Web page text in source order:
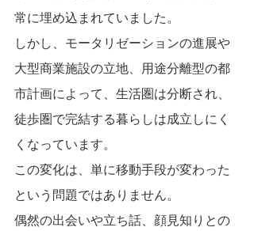
常に埋め込まれていました。
しかし、モータリゼーションの進展や
大型商業施設の立地、用途分離型の都
市計画によって、生活圏は分断され、
徒歩圏で完結する暮らしは成立しにく
くなっています。
この変化は、単に移動手段が変わった
という問題ではありません。
偶然の出会いや立ち話、顔見知りとの